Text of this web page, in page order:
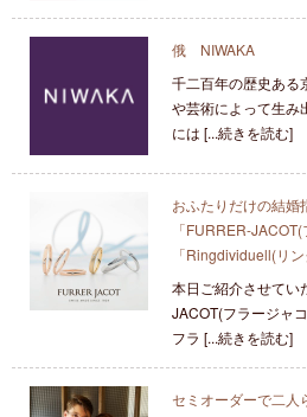
俄 NIWAKA
千二百年の歴史ある
や芸術によって生み
には [...続きを読む]
おふたりだけの結婚
「FURRER-
「Ringdividuell(リ
本日ご紹介させてい
JACOT(フラージャ
フラ [...続きを読む]
セミオーダーで二人